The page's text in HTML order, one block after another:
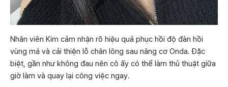
Nhân viên Kim cảm nhận rõ hiệu quả phục hồi độ đàn hồi
vùng má và cải thiện lỗ chân lông sau nâng cơ Onda. Đặc
biệt, gần như không đau nên cô ấy có thể làm thủ thuật giữa
giờ làm và quay lại công việc ngay.